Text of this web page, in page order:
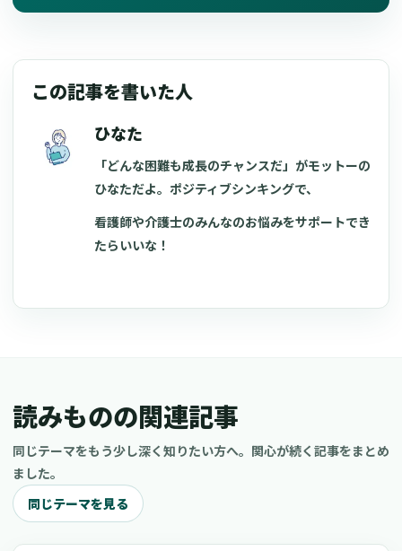
この記事を書いた人
ひなた
「どんな困難も成長のチャンスだ」がモットーの
ひなただよ。ポジティブシンキングで、
看護師や介護士のみんなのお悩みをサポートでき
たらいいな！
読みものの関連記事
同じテーマをもう少し深く知りたい方へ。関心が続く記事をまとめ
ました。
同じテーマを見る